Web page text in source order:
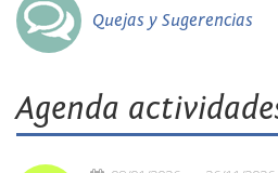
Quejas y Sugerencias
Agenda